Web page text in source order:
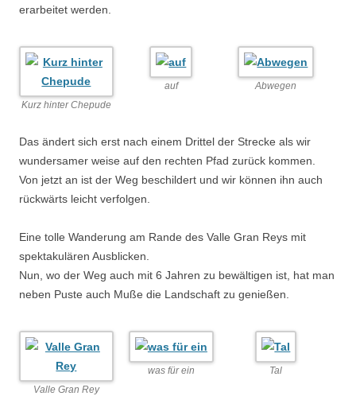
erarbeitet werden.
Kurz hinter Chepude
auf Abwegen
Das ändert sich erst nach einem Drittel der Strecke als wir
wundersamer weise auf den rechten Pfad zurück kommen.
Von jetzt an ist der Weg beschildert und wir können ihn auch
rückwärts leicht verfolgen.
Eine tolle Wanderung am Rande des Valle Gran Reys mit
spektakulären Ausblicken.
Nun, wo der Weg auch mit 6 Jahren zu bewältigen ist, hat man
neben Puste auch Muße die Landschaft zu genießen.
Valle Gran Rey
was für ein Tal